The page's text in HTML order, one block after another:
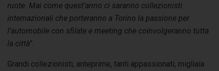
ruote . Mai come quest’anno ci saranno collezionisti
internazionali che porteranno a Torino la passione per
l’automobile con sfilate e meeting che coinvolgeranno tutta
la città”.
Grandi collezionisti, anteprime, tanti appassionati, migliaia